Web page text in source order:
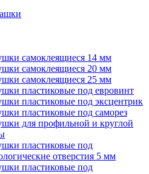
самоклеящиеся 14 мм
самоклеящиеся 20 мм
самоклеящиеся 25 мм
пластиковые под евровинт
пластиковые под эксцентрик
пластиковые под саморез
для профильной и круглой
пластиковые под
отверстия 5 мм
пластиковые под